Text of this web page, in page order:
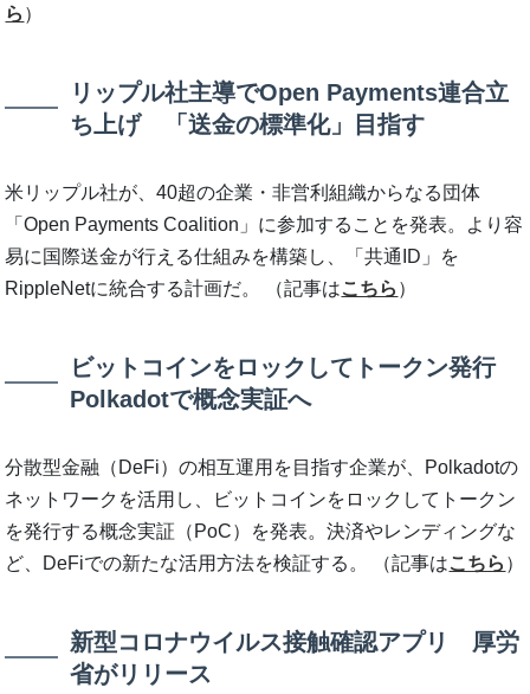
ら ）
リップル社主導でOpen Payments連合立
ち上げ 「送金の標準化」目指す
米リップル社が、40超の企業・非営利組織からなる団体
「Open Payments Coalition」に参加することを発表。より容
易に国際送金が行える仕組みを構築し、「共通ID」を
RippleNetに統合する計画だ。 （記事はこちら ）
ビットコインをロックしてトークン発行
Polkadotで概念実証へ
分散型金融（DeFi）の相互運用を目指す企業が、Polkadotの
ネットワークを活用し、ビットコインをロックしてトークン
を発行する概念実証（PoC）を発表。決済やレンディングな
ど、DeFiでの新たな活用方法を検証する。 （記事はこちら ）
新型コロナウイルス接触確認アプリ 厚労
省がリリース